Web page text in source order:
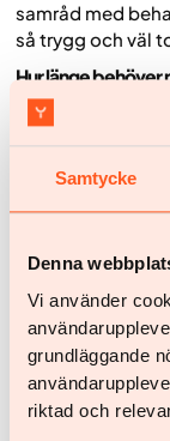
Samtycke
Denna
Vi använder
grundläggande
riktad och
samråd med
så trygg och väl
Hur länge behöver
Eftersom
behandlingen
patienter
biologiska
Behandlingens
biverkningar.
behandlande
av fortsatt
Måste jag ändra